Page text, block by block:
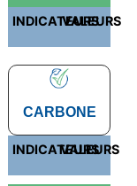
INDICATEURS
VALEURS
CARBONE
INDICATEURS
VALEURS